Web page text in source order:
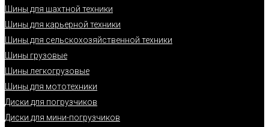
Шины для шахтной техники
Шины для карьерной техники
Шины для сельскохозяйственной техники
Шины грузовые
Шины легкогрузовые
Шины для мототехники
Диски для погрузчиков
Диски для мини-погрузчиков